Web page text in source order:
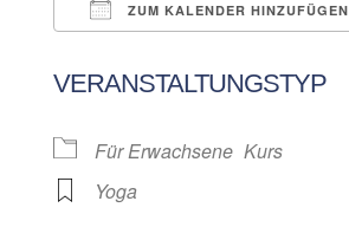
ZUM KALENDER HINZUFÜGEN
VERANSTALTUNGSTYP
Für Erwachsene Kurs
Yoga